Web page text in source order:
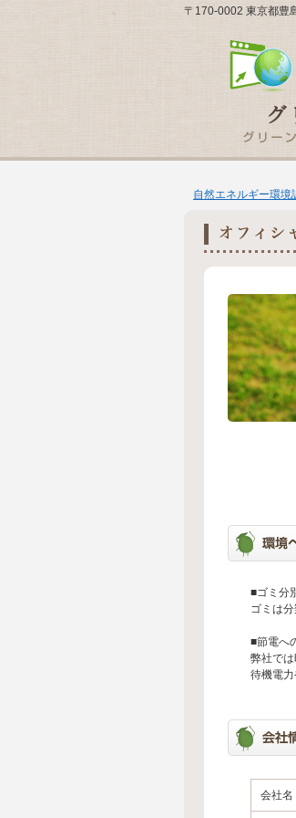
〒170-0002 東京都豊
自然エネルギー環境
■ゴミ分
ゴミは
■節電へ
弊社で
待機電力
会社名